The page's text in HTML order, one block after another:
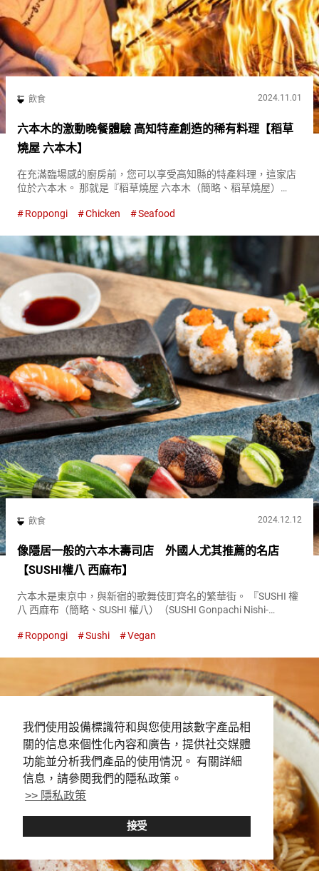
我們使用設備標識符和與您使用該數字產品相
關的信息來個性化內容和廣告，提供社交媒體
功能並分析我們產品的使用情況。 有關詳細
信息，請參閱我們的隱私政策。
>> 隱私政策
接受
飲食 2024.11.01
六本木的激動晚餐體驗 高知特產創造的稀有料理【稻草
燒屋 六本木】
在充滿臨場感的廚房前，您可以享受高知縣的特產料理，這家店
位於六本木。 那就是『稻草燒屋 六本木（簡略、稻草燒屋）
鋪。 『名產 稻草烤鰹魚鹽味炙烤（Lightly gri...
Roppongi Chicken Seafood
飲食 2024.12.12
像隱居一般的六本木壽司店 外國人尤其推薦的名店
【SUSHI權八 西麻布】
六本木是東京中，與新宿的歌舞伎町齊名的繁華街。 『SUSHI 權
八 西麻布（簡略、SUSHI 權八）（SUSHI Gonpachi Nishi-
間。 店內的裝潢以日本大正浪漫為主題...
Roppongi Sushi Vegan